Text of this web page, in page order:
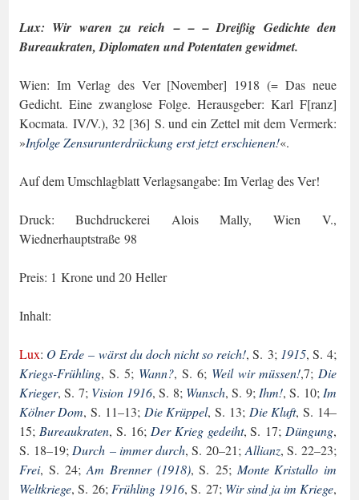
Lux: Wir waren zu reich – – – Dreißig Gedichte den
Bureaukraten, Diplomaten und Potentaten gewidmet.
Wien: Im Verlag des Ver [November] 1918 (= Das neue
Gedicht. Eine zwanglose Folge. Herausgeber: Karl F[ranz]
Kocmata. IV/V.), 32 [36] S. und ein Zettel mit dem Vermerk:
»Infolge Zensurunterdrückung erst jetzt erschienen!«.
Auf dem UmschlagblattVerlagsangabe: Im Verlag des Ver!
Druck: Buchdruckerei Alois Mally, Wien V.,
Wiednerhauptstraße 98
Preis: 1 Krone und 20 Heller
Inhalt:
Lux: O Erde – wärst du doch nicht so reich!, S. 3; 1915, S. 4;
Kriegs-Frühling, S. 5; Wann?, S. 6; Weil wir müssen!,7; Die
Krieger, S. 7; Vision 1916, S. 8; Wunsch, S. 9; Ihm!, S. 10; Im
Kölner Dom, S. 11–13; Die Krüppel, S. 13; Die Kluft, S. 14–
15; Bu­reaukraten, S. 16; Der Krieg gedeiht, S. 17; Düngung,
S. 18–19; Durch – immer durch, S. 20–21; Allianz, S. 22–23;
Frei, S. 24;Am Brenner (1918), S. 25; Monte Kristallo im
Weltkriege, S. 26; Frühling 1916, S. 27; Wir sind ja im Kriege,